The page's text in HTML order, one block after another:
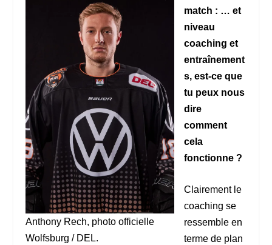
Anthony Rech, photo officielle
Wolfsburg / DEL.
match : … et
niveau
coaching et
entraînement
s, est-ce que
tu peux nous
dire
comment
cela
fonctionne ?
Clairement le
coaching se
ressemble en
terme de plan